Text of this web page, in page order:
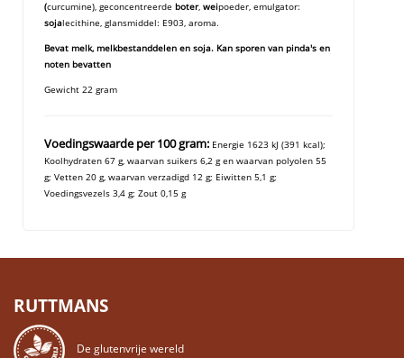
(curcumine), geconcentreerde boter, weipoeder, emulgator:
sojalecithine, glansmiddel: E903, aroma.
Bevat melk, melkbestanddelen en soja. Kan sporen van pinda's en
noten bevatten
Gewicht 22 gram
Voedingswaarde per 100 gram: Energie 1623 kJ (391 kcal);
Koolhydraten 67 g, waarvan suikers 6,2 g en waarvan polyolen 55
g; Vetten 20 g, waarvan verzadigd 12 g; Eiwitten 5,1 g;
Voedingsvezels 3,4 g; Zout 0,15 g
RUTTMANS
De glutenvrije wereld